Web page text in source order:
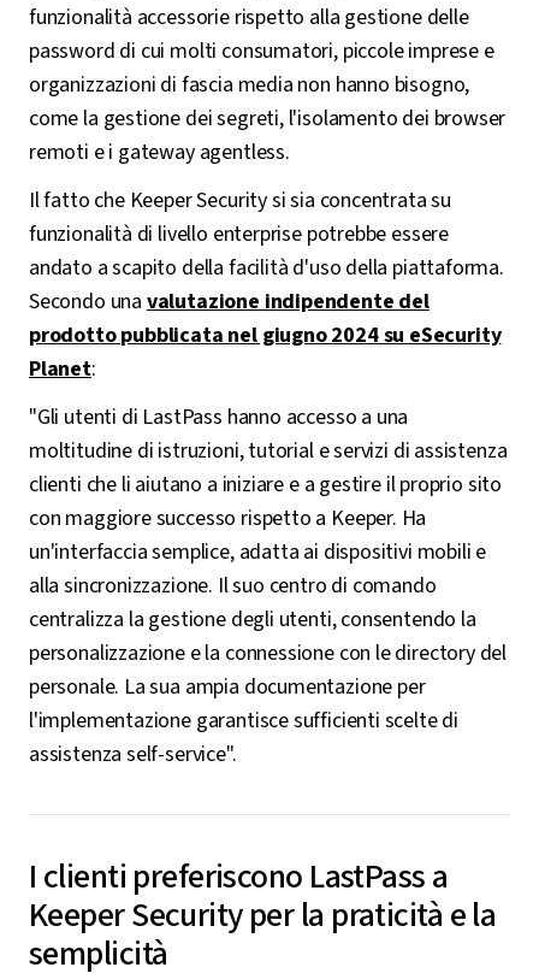
funzionalità accessorie rispetto alla gestione delle
password di cui molti consumatori, piccole imprese e
organizzazioni di fascia media non hanno bisogno,
come la gestione dei segreti, l'isolamento dei browser
remoti e i gateway agentless.
Il fatto che Keeper Security si sia concentrata su
funzionalità di livello enterprise potrebbe essere
andato a scapito della facilità d'uso della piattaforma.
Secondo una valutazione indipendente del
prodotto pubblicata nel giugno 2024 su eSecurity
Planet:
"Gli utenti di LastPass hanno accesso a una
moltitudine di istruzioni, tutorial e servizi di assistenza
clienti che li aiutano a iniziare e a gestire il proprio sito
con maggiore successo rispetto a Keeper. Ha
un'interfaccia semplice, adatta ai dispositivi mobili e
alla sincronizzazione. Il suo centro di comando
centralizza la gestione degli utenti, consentendo la
personalizzazione e la connessione con le directory del
personale. La sua ampia documentazione per
l'implementazione garantisce sufficienti scelte di
assistenza self-service".
I clienti preferiscono LastPass a
Keeper Security per la praticità e la
semplicità